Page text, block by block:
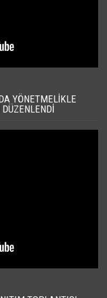
YÖNETMELIKLE